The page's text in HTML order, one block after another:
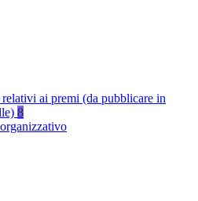
ai premi (da pubblicare in
8